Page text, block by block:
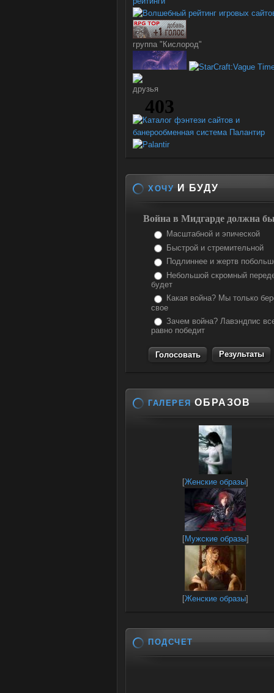
группа "Кислород"
друзья
ХОЧУ И БУДУ
Война в Мидгарде должна
Масштабной и эпической
Быстрой и стремительной
Подлиннее и жертв
Небольшой скромный
будет
Какая война? Мы только
свое
Зачем война? Лавэндпис
равно победит
Результаты
ГАЛЕРЕЯ ОБРАЗОВ
[Женские образы]
[Мужские образы]
[Женские образы]
ПОДСЧЕТ